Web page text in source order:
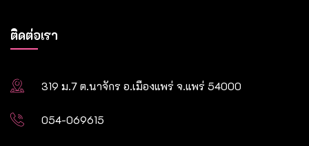
ติดต่อเรา
319 ม.7 ต.นาจักร อ.เมืองแพร่ จ.แพร่ 54000
054-069615